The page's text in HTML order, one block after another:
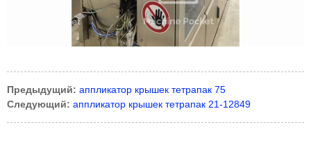
Предыдущий: аппликатор крышек тетрапак 75
Следующий: аппликатор крышек тетрапак 21-12849